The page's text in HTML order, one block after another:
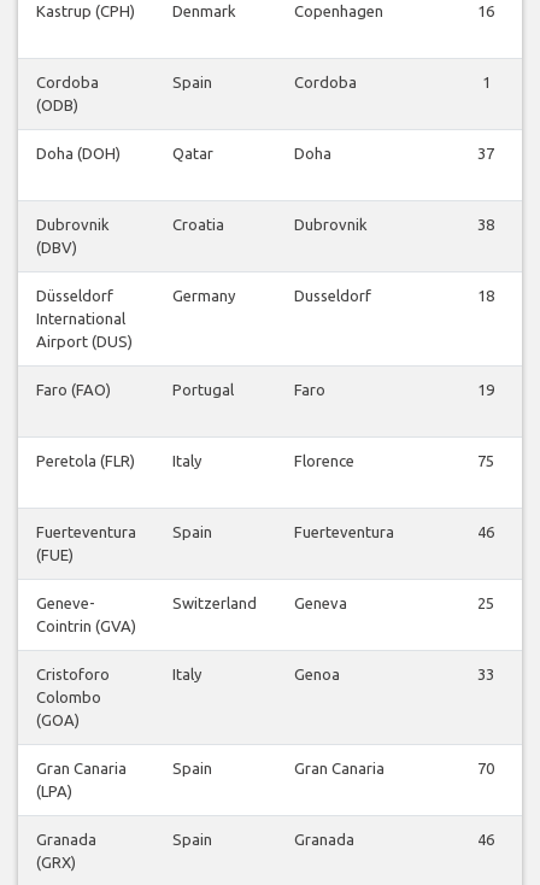
Kastrup (CPH) Denmark Copenhagen 16
Cordoba
(ODB)
Spain Cordoba 1
Doha (DOH) Qatar Doha 37
Dubrovnik
(DBV)
Croatia Dubrovnik 38
Düsseldorf
International
Airport (DUS)
Germany Dusseldorf 18
Faro (FAO) Portugal Faro 19
Peretola (FLR) Italy Florence 75
Fuerteventura
(FUE)
Spain Fuerteventura 46
Geneve-
Cointrin (GVA)
Switzerland Geneva 25
Cristoforo
Colombo
(GOA)
Italy Genoa 33
Gran Canaria
(LPA)
Spain Gran Canaria 70
Granada
(GRX)
Spain Granada 46